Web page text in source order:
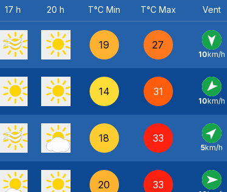
17 h 20 h T°C Min T°C Max Vent
19 27
N -
10km/h
14 31
NE -
10km/h
18 33
SO
5km/h
20 33